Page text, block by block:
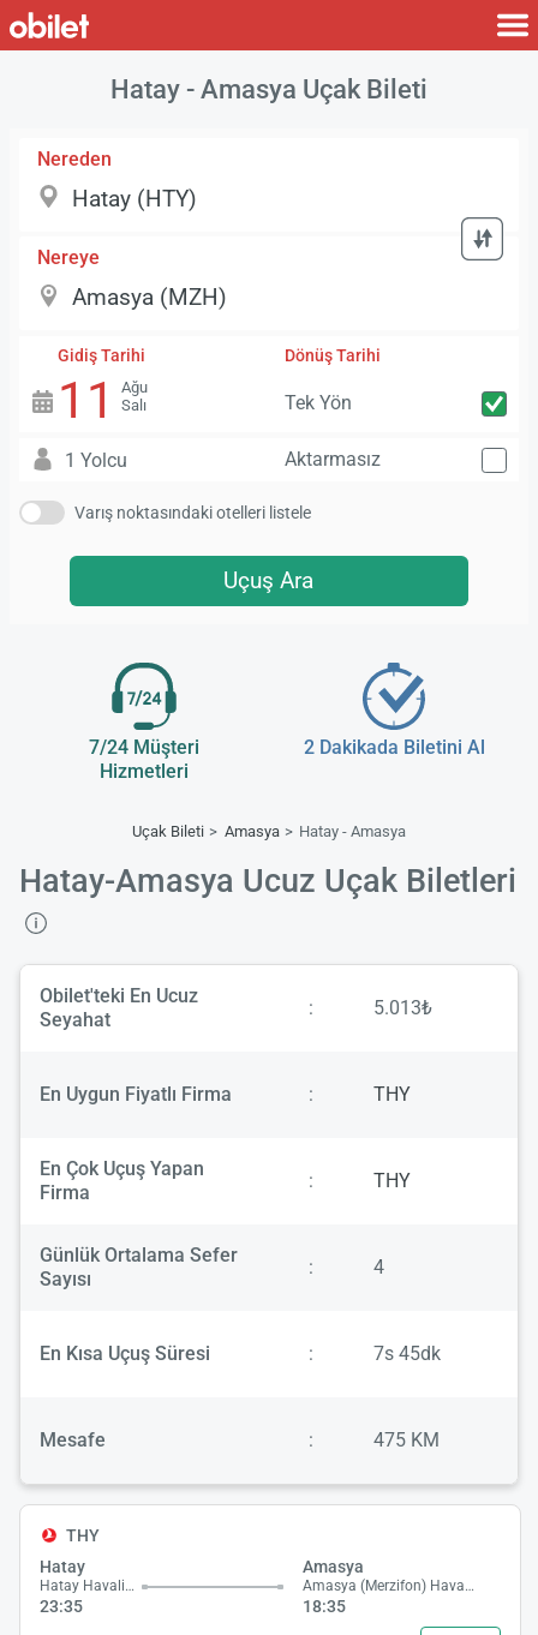
Hatay - Amasya Uçak Bileti
Nereden
Nereye
Gidiş Tarihi
11
Ağu
Salı
Dönüş Tarihi
Tek Yön
1 Yolcu Aktarmasız
Varış noktasındaki otelleri listele
Uçuş Ara
7/24 Müşteri
Hizmetleri
2 Dakikada Biletini Al
Uçak Bileti Amasya Hatay - Amasya
Hatay-Amasya Ucuz Uçak Biletleri
Obilet'teki En Ucuz
Seyahat
: 5.013₺
En Uygun Fiyatlı Firma : THY
En Çok Uçuş Yapan
Firma
: THY
Günlük Ortalama Sefer
Sayısı
: 4
En Kısa Uçuş Süresi : 7s 45dk
Mesafe : 475 KM
THY
Hatay
Hatay Havalimanı
23:35
Amasya
Amasya (Merzifon) Havalimanı
18:35